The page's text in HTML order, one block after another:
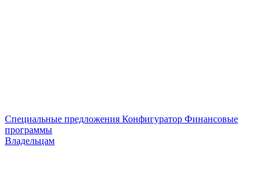
Специальные предложения Конфигуратор Финансовые
программы
Владельцам